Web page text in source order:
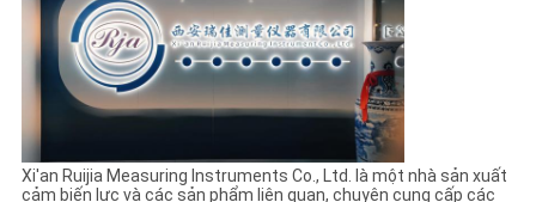
Xi'an Ruijia Measuring Instruments Co., Ltd. là một nhà sản xuất
cảm biến lực và các sản phẩm liên quan, chuyên cung cấp các